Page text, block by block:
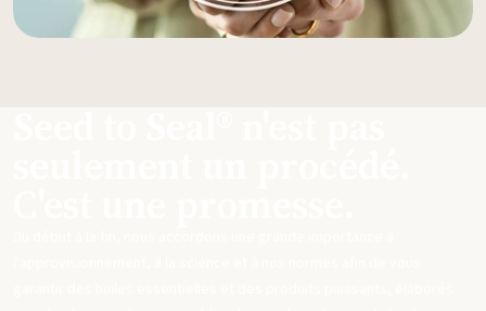
Seed to Seal® n'est pas